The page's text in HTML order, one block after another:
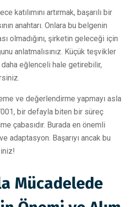
katılımını artırmak, başarılı bir
anahtarı. Onlara bu belgenin
olmadığını, şirketin geleceği için
anlatmalısınız. Küçük teşvikler
eğlenceli hale getirebilir,
ve değerlendirme yapmayı asla
bir defayla biten bir süreç
çabasıdır. Burada en önemli
adaptasyon. Başarıyı ancak bu
Mücadelede